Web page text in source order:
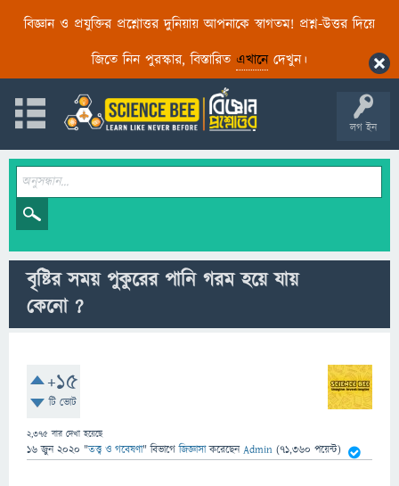
বিজ্ঞান ও প্রযুক্তির প্রশ্নোত্তর দুনিয়ায় আপনাকে স্বাগতম! প্রশ্ন-উত্তর দিয়ে
জিতে নিন পুরস্কার, বিস্তারিত এখানেদেখুন।
লগ ইন
বৃষ্টির সময় পুকুরের পানি গরম হয়ে যায়
কেনো ?
+15
টি ভোট
2,375 বার দেখা হয়েছে
16 জুন 2020 "তত্ত্ব ও গবেষণা" বিভাগে জিজ্ঞাসাকরেছেনAdmin (71,360 পয়েন্ট)